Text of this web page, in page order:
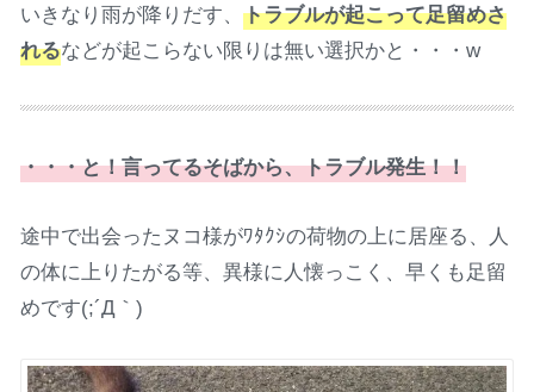
いきなり雨が降りだす、トラブルが起こって足留めさ
れるなどが起こらない限りは無い選択かと・・・w
・・・と！言ってるそばから、トラブル発生！！
途中で出会ったヌコ様がﾜﾀｸｼの荷物の上に居座る、人
の体に上りたがる等、異様に人懐っこく、早くも足留
めです(;´Д｀)